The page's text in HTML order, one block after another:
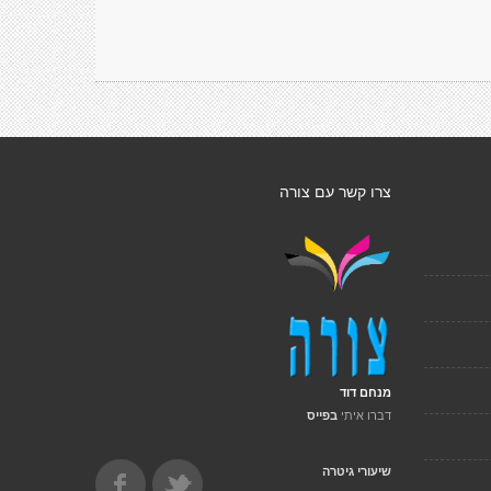
צרו קשר עם צורה
מנחם דוד
דברו איתי בפייס
שיעורי גיטרה